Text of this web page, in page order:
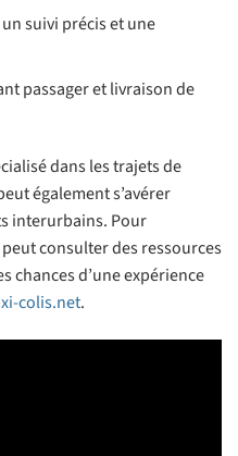
suivi précis et une
passager et livraison de
dans les trajets de
également s’avérer
interurbains. Pour
consulter des ressources
chances d’une expérience
colis.net.